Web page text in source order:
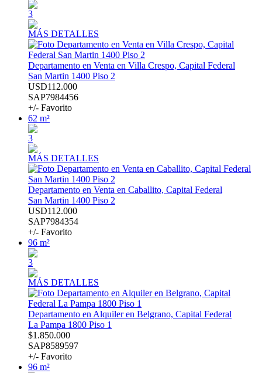
3
MÁS DETALLES
Departamento en Venta en Villa Crespo, Capital Federal
San Martin 1400 Piso 2
USD112.000
SAP7984456
+/- Favorito
62 m²
3
MÁS DETALLES
Departamento en Venta en Caballito, Capital Federal
San Martin 1400 Piso 2
USD112.000
SAP7984354
+/- Favorito
96 m²
3
MÁS DETALLES
Departamento en Alquiler en Belgrano, Capital Federal
La Pampa 1800 Piso 1
$1.850.000
SAP8589597
+/- Favorito
96 m²